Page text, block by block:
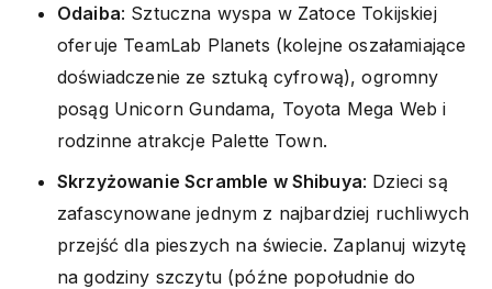
Odaiba: Sztuczna wyspa w Zatoce Tokijskiej
oferuje TeamLab Planets (kolejne oszałamiające
doświadczenie ze sztuką cyfrową), ogromny
posąg Unicorn Gundama, Toyota Mega Web i
rodzinne atrakcje Palette Town.
Skrzyżowanie Scramble w Shibuya: Dzieci są
zafascynowane jednym z najbardziej ruchliwych
przejść dla pieszych na świecie. Zaplanuj wizytę
na godziny szczytu (późne popołudnie do